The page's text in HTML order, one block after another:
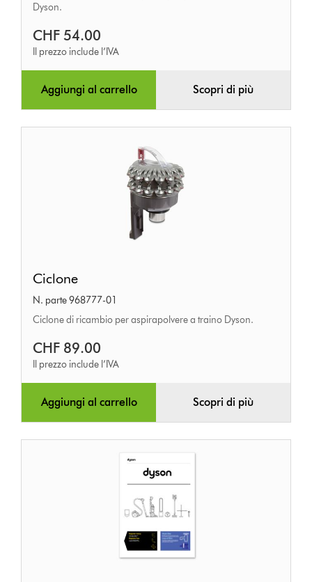
Dyson.
CHF 54.00
Il prezzo include l’IVA
Aggiungi al carrello Scopri di più
Ciclone
N. parte 968777-01
Ciclone di ricambio per aspirapolvere a traino Dyson.
CHF 89.00
Il prezzo include l’IVA
Aggiungi al carrello Scopri di più